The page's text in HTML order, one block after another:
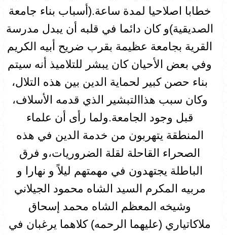
خطابا اصلاحيا لمدة ساعة.(أسباب بناء جامعة
الصديقية)و كان دائما في قلبه أن يبدل مدرسة
القرية بجامعة عظيمة بقرب ضريح أبيه الكريم
وفي بعض الأحيان كان یبشر للتلاميذ أنه سيتم
بناء حصن كبير لحماية الدين بين هذه التلال،
وكان سبب هذاالتبشير الذي قدمه الأسلاف،
قبل وجود الجامعة.ولما رأى أن علماء
المنطقة يتهربون من خدمة الدين في هذه
الصحراء القاحلة لقلة الضروريات،و فرق
الباطلة يجتهدون في مهمتهم ليلاً و نهارا و
مربيه المكرم السيد الشاه محمود الجيلاني
وشيخه المعظم الشاه محمد إسحاق
ملاكاتياري (عليهما الرحمه) كلاهما يرغبان في